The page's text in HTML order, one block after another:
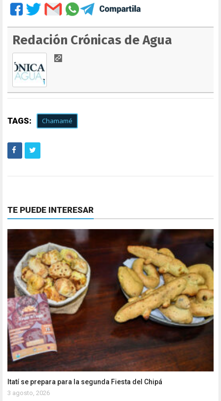
Redación Crónicas de Agua
TAGS: Chamamé
TE PUEDE INTERESAR
Itatí se prepara para la segunda Fiesta del Chipá
3 agosto, 2026